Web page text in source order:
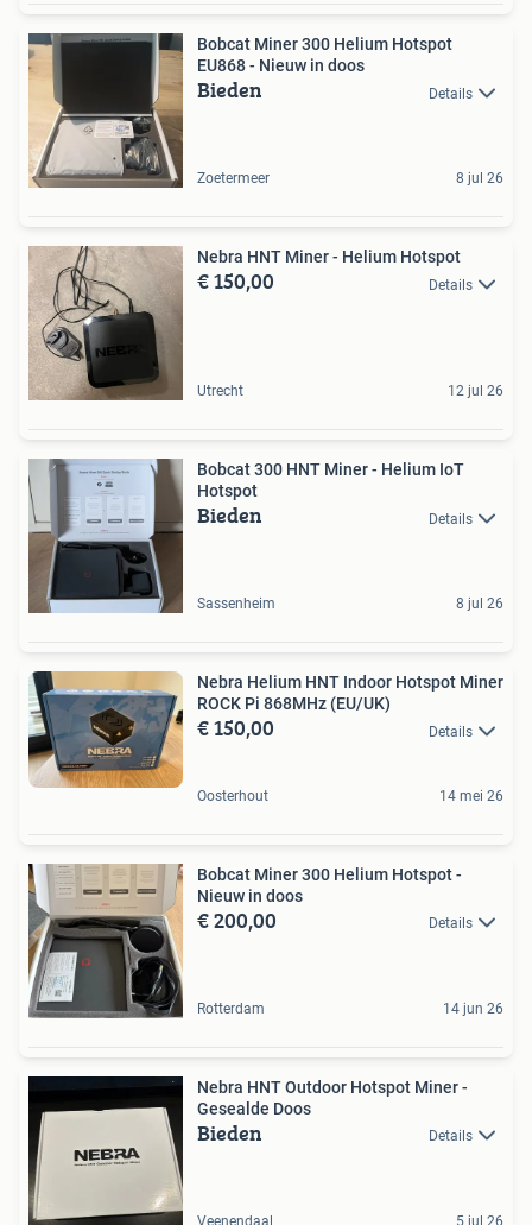
Bobcat Miner 300 Helium Hotspot
EU868 - Nieuw in doos
Bieden Details
Zoetermeer 8 jul 26
Nebra HNT Miner - Helium Hotspot
€ 150,00 Details
Utrecht 12 jul 26
Bobcat 300 HNT Miner - Helium IoT
Hotspot
Bieden Details
Sassenheim 8 jul 26
Nebra Helium HNT Indoor Hotspot Miner
ROCK Pi 868MHz (EU/UK)
€ 150,00 Details
Oosterhout 14 mei 26
Bobcat Miner 300 Helium Hotspot -
Nieuw in doos
€ 200,00 Details
Rotterdam 14 jun 26
Nebra HNT Outdoor Hotspot Miner -
Gesealde Doos
Bieden Details
Veenendaal 5 jul 26